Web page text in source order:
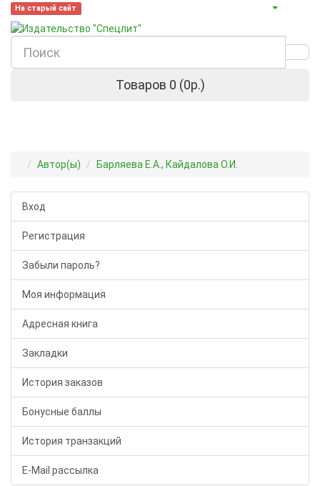
На старый сайт
Товаров 0 (0р.)
Автор(ы) Барляева Е.А., Кайдалова О.И.
Вход
Регистрация
Забыли пароль?
Моя информация
Адресная книга
Закладки
История заказов
Бонусные баллы
История транзакций
E-Mail рассылка